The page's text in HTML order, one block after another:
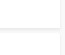
разрывы.